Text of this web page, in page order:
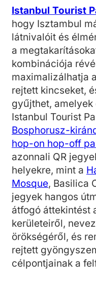
Istanbul Tourist
hogy Isztambul
látnivalóit és
a
kombinációja
maximalizálhatja
rejtett kincseket,
gyűjthet, amelyek
Istanbul Tourist
Bosphorusz-
hop-on hop-off
azonnali QR
helyekre, mint a
Mosque, Basilica
jegyek hangos
átfogó áttekintést
kerületeiről,
örökségéről, és
rejtett
célpontjainak a